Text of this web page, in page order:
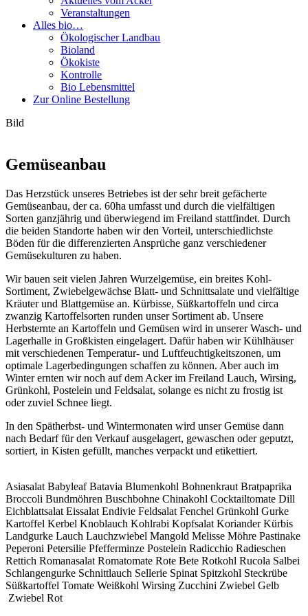
Veranstaltungen
Alles bio…
Ökologischer Landbau
Bioland
Ökokiste
Kontrolle
Bio Lebensmittel
Zur Online Bestellung
Bild
Gemüseanbau
Das Herzstück unseres Betriebes ist der sehr breit gefächerte
Gemüseanbau, der ca. 60ha umfasst und durch die vielfältigen
Sorten ganzjährig und überwiegend im Freiland stattfindet. Durch
die beiden Standorte haben wir den Vorteil, unterschiedlichste
Böden für die differenzierten Ansprüche ganz verschiedener
Gemüsekulturen zu haben.
Wir bauen seit vielen Jahren Wurzelgemüse, ein breites Kohl-
Sortiment, Zwiebelgewächse Blatt- und Schnittsalate und vielfältige
Kräuter und Blattgemüse an. Kürbisse, Süßkartoffeln und circa
zwanzig Kartoffelsorten runden unser Sortiment ab. Unsere
Herbsternte an Kartoffeln und Gemüsen wird in unserer Wasch- und
Lagerhalle in Großkisten eingelagert. Dafür haben wir Kühlhäuser
mit verschiedenen Temperatur- und Luftfeuchtigkeitszonen, um
optimale Lagerbedingungen schaffen zu können. Aber auch im
Winter ernten wir noch auf dem Acker im Freiland Lauch, Wirsing,
Grünkohl, Postelein und Feldsalat, solange es nicht zu frostig ist
oder zuviel Schnee liegt.
In den Spätherbst- und Wintermonaten wird unser Gemüse dann
nach Bedarf für den Verkauf ausgelagert, gewaschen oder geputzt,
sortiert, in Kisten gefüllt, manches verpackt und etikettiert.
Asiasalat Babyleaf Batavia Blumenkohl Bohnenkraut Bratpaprika
Broccoli Bundmöhren Buschbohne Chinakohl Cocktailtomate Dill
Eichblattsalat Eissalat Endivie Feldsalat Fenchel Grünkohl Gurke
Kartoffel Kerbel Knoblauch Kohlrabi Kopfsalat Koriander Kürbis
Landgurke Lauch Lauchzwiebel Mangold Melisse Möhre Pastinake
Peperoni Petersilie Pfefferminze Postelein Radicchio Radieschen
Rettich Romanasalat Romatomate Rote Bete Rotkohl Rucola Salbei
Schlangengurke Schnittlauch Sellerie Spinat Spitzkohl Steckrübe
Süßkartoffel Tomate Weißkohl Wirsing Zucchini Zwiebel Gelb
Zwiebel Rot